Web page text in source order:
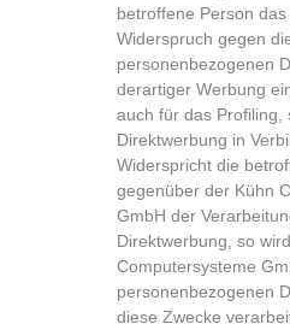
betroffene Person
Widerspruch gegen
personenbezogenen
derartiger Werbung
auch für das Profiling,
Direktwerbung in
Widerspricht die
gegenüber der Kühn
GmbH der
Direktwerbung, so
Computersysteme
personenbezogenen
diese Zwecke